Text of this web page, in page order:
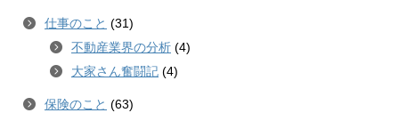
仕事のこと (31)
不動産業界の分析 (4)
大家さん奮闘記 (4)
保険のこと (63)